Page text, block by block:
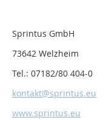
Sprintus GmbH
73642 Welzheim
Tel.: 07182/80 404-0
kontakt@sprintus.eu
www.sprintus.eu